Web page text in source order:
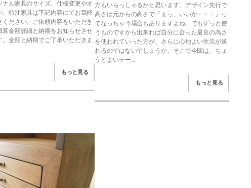
ナル家具のサイズ、仕様変更やオ
、特注家具は下記内容にてお気軽
ください。ご依頼内容をいただき
算金額詳細と納期をお知らせさせ
。金額と納期でご了承いただきま
もっと見る
方もいらっしゃるかと思います。デザイン先行で
高さは元からの高さで「まっ、いいか・・・」っ
てなっちゃう場合もありますよね。でもずっと使
うものですから出来れば自分に合った最良の高さ
を使われていった方が、さらに心地よい生活が送
れるのではないでしょうか。そこで今回は、ちょ
うどよいテー...
もっと見る